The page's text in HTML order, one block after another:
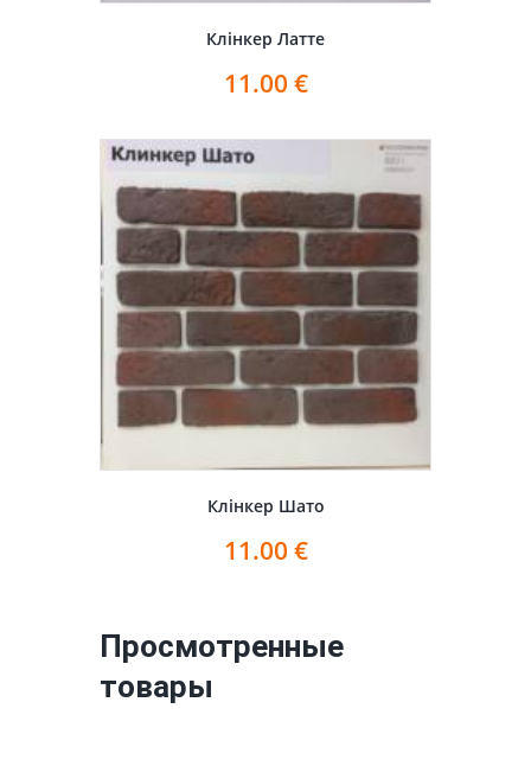
Клінкер Латте
11.00 €
Клінкер Шато
11.00 €
Просмотренные
товары